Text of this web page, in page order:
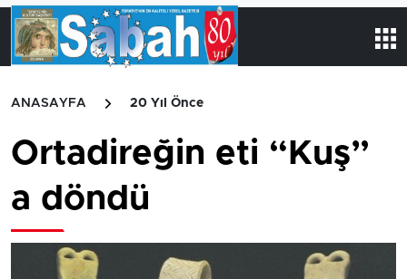
ANASAYFA 20 Yıl Önce
Ortadireğin eti “Kuş”
a döndü